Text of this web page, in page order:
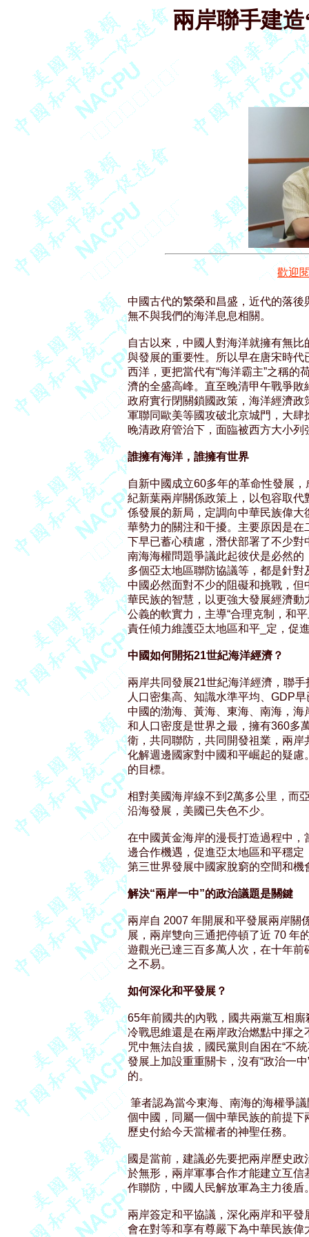
兩岸聯手建
歡迎
中國古代的繁榮和昌盛，近代的落
無不與我們的海洋息息相關。
自古以來，中國人對海洋就擁有無
與發展的重要性。所以早在唐宋時
西洋，更把當代有“海洋霸主”之稱的
濟的全盛高峰。直至晚清甲午戰爭
政府實行閉關鎖國政策，海洋經濟
軍聯同歐美等國攻破北京城門，大
晚清政府管治下，面臨被西方大小列
誰擁有海洋，誰擁有世界
自新中國成立60多年的革命性發展
紀新葉兩岸關係政策上，以包容取
係發展的新局，定調向中華民族偉
華勢力的關注和干擾。主要原因是
下早已蓄心積慮，潛伏部署了不少
南海海權問題爭議此起彼伏是必然
多個亞太地區聯防協議等，都是針
中國必然面對不少的阻礙和挑戰，
華民族的智慧，以更強大發展經濟
公義的軟實力，主導“合理克制，和
責任傾力維護亞太地區和平_定，促
中國如何開拓21世紀海洋經濟？
兩岸共同發展21世紀海洋經濟，聯
人口密集高、知識水準平均、GDP
中國的渤海、黃海、東海、南海，
和人口密度是世界之最，擁有360多
衛，共同聯防，共同開發祖業，兩
化解週邊國家對中國和平崛起的疑
的目標。
相對美國海岸線不到2萬多公里，而
沿海發展，美國已失色不少。
在中國黃金海岸的漫長打造過程中
邊合作機遇，促進亞太地區和平穩
第三世界發展中國家脫窮的空間和機
解決“兩岸一中”的政治議題是關鍵
兩岸自 2007 年開展和平發展兩岸關
展，兩岸雙向三通把停頓了近 70 年
遊觀光已達三百多萬人次，在十年
之不易。
如何深化和平發展？
65年前國共的內戰，國共兩黨互相
冷戰思維還是在兩岸政治燃點中揮之
咒中無法自拔，國民黨則自困在“不
發展上加設重重關卡，沒有“政治一
的。
筆者認為當今東海、南海的海權爭
個中國，同屬一個中華民族的前提
歷史付給今天當權者的神聖任務。
國是當前，建議必先要把兩岸歷史
於無形，兩岸軍事合作才能建立互
作聯防，中國人民解放軍為主力後盾
兩岸簽定和平協議，深化兩岸和平
會在對等和享有尊嚴下為中華民族偉